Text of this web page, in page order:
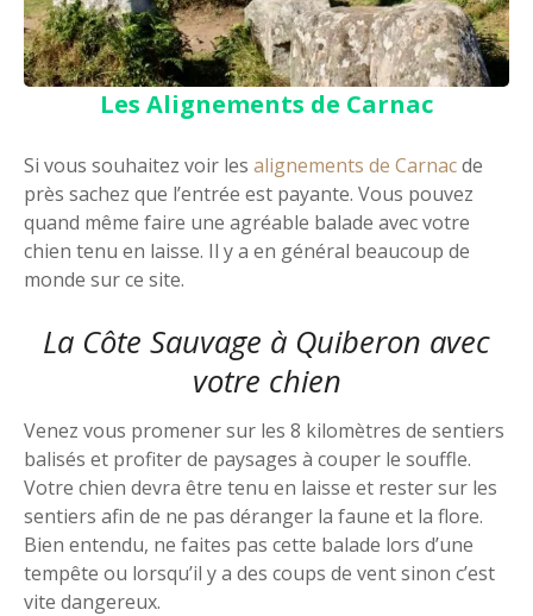
Les Alignements de Carnac
Si vous souhaitez voir les alignements de Carnacde
près sachez que l’entrée est payante. Vous pouvez
quand même faire une agréable balade avec votre
chien tenu en laisse. Il y a en général beaucoup de
monde sur ce site.
La Côte Sauvage à Quiberon avec
votre chien
Venez vous promener sur les 8 kilomètres de sentiers
balisés et profiter de paysages à couper le souffle.
Votre chien devra être tenu en laisse et rester sur les
sentiers afin de ne pas déranger la faune et la flore.
Bien entendu, ne faites pas cette balade lors d’une
tempête ou lorsqu’il y a des coups de vent sinon c’est
vite dangereux.